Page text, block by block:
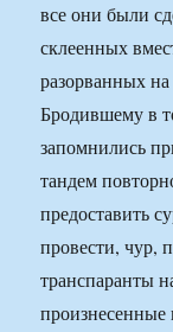
все они были
склеенных
разорванных
Бродившему в
запомнились
тандем
предоставить
провести, чур,
транспаранты